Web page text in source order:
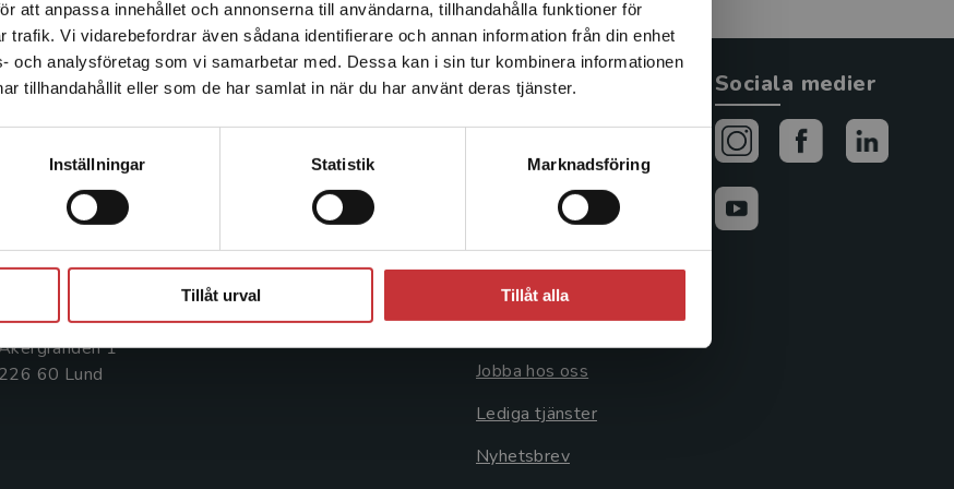
att anpassa innehållet och annonserna till användarna, tillhandahålla funktioner för
trafik. Vi vidarebefordrar även sådana identifierare och annan information från din enhet
och analysföretag som vi samarbetar med. Dessa kan i sin tur kombinera informationen
tillhandahållit eller som de har samlat in när du har använt deras tjänster.
Inställningar Statistik Marknadsföring
Tillåt urval Tillåt alla
verkar som att du besöker studentlitteratur.se via en
utanför Sverige. Vi erbjuder inte leveranser utanför
För att kunna slutföra ett köp måste
vara i Sverige.Läs mer
oss
oss
046-31 20 00
Postadress:
00 Lund
1
Kundservice
Kontakta kundservice
046-31 21 00
Frågor och svar
Systemkrav
Allmänna länkar
Om oss
Avtal och rättigheter
GDPR och
personuppgifter
Jobba hos oss
Lediga tjänster
Nyhetsbrev
Sociala medier